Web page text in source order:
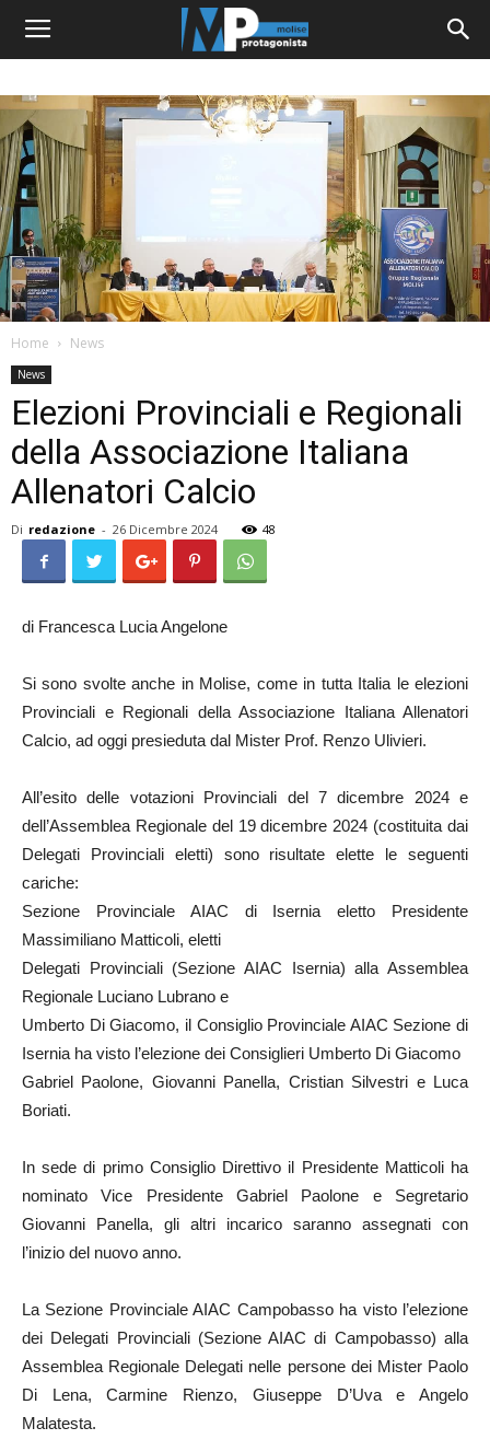
Home News
News
Elezioni Provinciali e Regionali
della Associazione Italiana
Allenatori Calcio
Di redazione - 26 Dicembre 2024 48
di Francesca Lucia Angelone
Si sono svolte anche in Molise, come in tutta Italia le elezioni
Provinciali e Regionali della Associazione Italiana Allenatori
Calcio, ad oggi presieduta dal Mister Prof. Renzo Ulivieri.
All’esito delle votazioni Provinciali del 7 dicembre 2024 e
dell’Assemblea Regionale del 19 dicembre 2024 (costituita dai
Delegati Provinciali eletti) sono risultate elette le seguenti
cariche:
Sezione Provinciale AIAC di Isernia eletto Presidente
Massimiliano Matticoli, eletti
Delegati Provinciali (Sezione AIAC Isernia) alla Assemblea
Regionale Luciano Lubrano e
Umberto Di Giacomo, il Consiglio Provinciale AIAC Sezione di
Isernia ha visto l’elezione dei Consiglieri Umberto Di Giacomo
Gabriel Paolone, Giovanni Panella, Cristian Silvestri e Luca
Boriati.
In sede di primo Consiglio Direttivo il Presidente Matticoli ha
nominato Vice Presidente Gabriel Paolone e Segretario
Giovanni Panella, gli altri incarico saranno assegnati con
l’inizio del nuovo anno.
La Sezione Provinciale AIAC Campobasso ha visto l’elezione
dei Delegati Provinciali (Sezione AIAC di Campobasso) alla
Assemblea Regionale Delegati nelle persone dei Mister Paolo
Di Lena, Carmine Rienzo, Giuseppe D’Uva e Angelo
Malatesta.